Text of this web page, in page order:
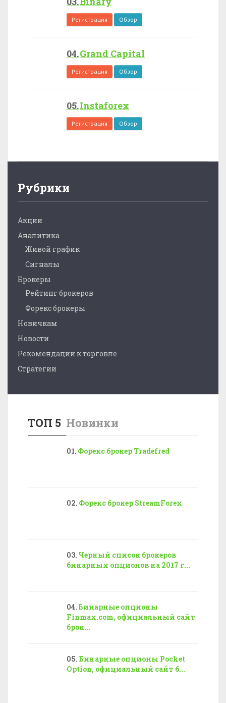
Регистрация Обзор
Grand Capital
Регистрация Обзор
Instaforex
Регистрация Обзор
Рубрики
Акции
Аналитика
Живой график
Сигналы
Брокеры
Рейтинг брокеров
Форекс брокеры
Новичкам
Новости
Рекомендации к торговле
Стратегии
ТОП 5 Новинки
Форекс брокер Tradefred
Форекс брокер StreamForex
Черный список брокеров
бинарных опционов на 2017 г...
Бинарные опционы
Finmax.com, официальный сайт
брок...
Бинарные опционы Pocket
Option, официальный сайт б...